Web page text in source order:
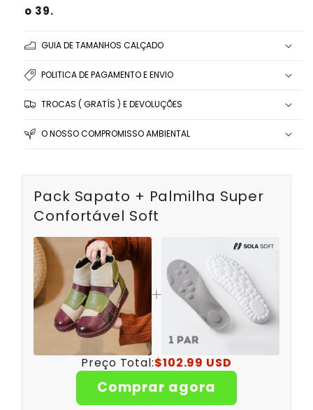
o 39.
GUIA DE TAMANHOS CALÇADO
POLITICA DE PAGAMENTO E ENVIO
TROCAS ( GRATÍS ) E DEVOLUÇÕES
O NOSSO COMPROMISSO AMBIENTAL
Pack Sapato + Palmilha Super
Confortável Soft
Preço Total:$102.99 USD
Comprar agora